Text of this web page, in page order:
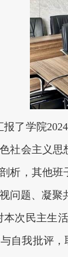
报了学院
社会主义
析，其他
问题、凝聚
本次民主生
自我批评